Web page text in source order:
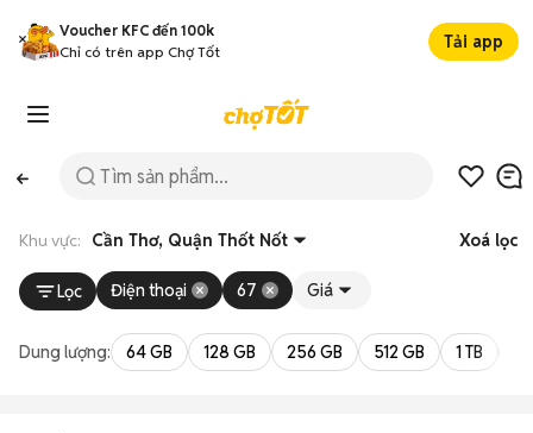
Voucher KFC đến 100k
Chỉ có trên app Chợ Tốt
Tải app
Khu vực: Cần Thơ, Quận Thốt Nốt Xoá lọc
Lọc Điện thoại 67 Giá
Dung lượng: 64 GB 128 GB 256 GB 512 GB 1 TB